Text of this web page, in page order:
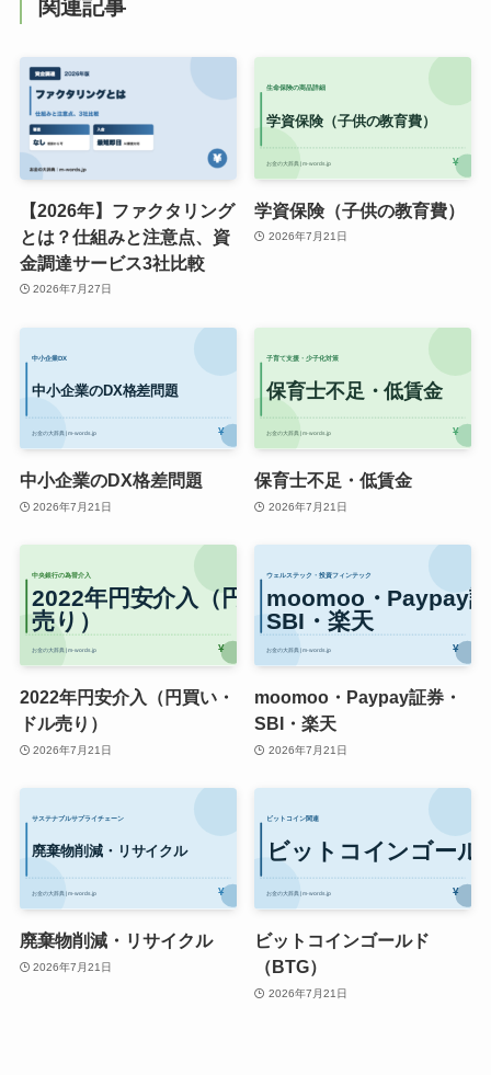
関連記事
【2026年】ファクタリング
とは？仕組みと注意点、資
金調達サービス3社比較
2026年7月27日
学資保険（子供の教育費）
2026年7月21日
中小企業のDX格差問題
2026年7月21日
保育士不足・低賃金
2026年7月21日
2022年円安介入（円買い・
ドル売り）
2026年7月21日
moomoo・Paypay証券・
SBI・楽天
2026年7月21日
廃棄物削減・リサイクル
2026年7月21日
ビットコインゴールド
（BTG）
2026年7月21日